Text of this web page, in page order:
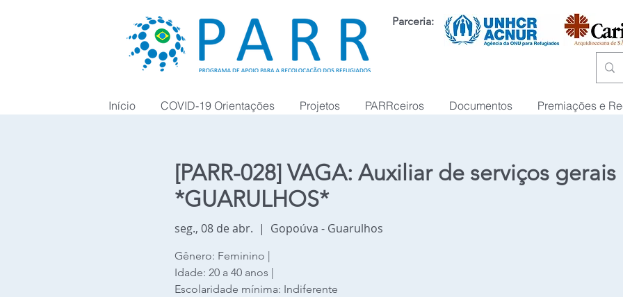
Parceria:
Início COVID-19 Orientações Projetos PARRceiros Documentos Premiações e
[PARR-028] VAGA: Auxiliar de serviços gerais
*GUARULHOS*
seg., 08 de abr.
  |
Gopoúva - Guarulhos
Gênero: Feminino |
Idade: 20 a 40 anos |
Escolaridade mínima: Indiferente